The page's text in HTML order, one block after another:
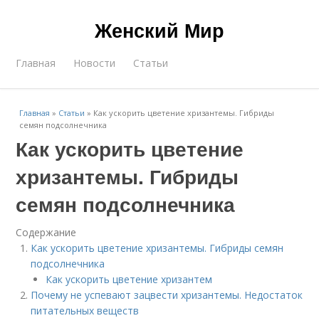
Женский Мир
Главная Новости Статьи
Главная » Статьи » Как ускорить цветение хризантемы. Гибриды
семян подсолнечника
Как ускорить цветение
хризантемы. Гибриды
семян подсолнечника
Содержание
Как ускорить цветение хризантемы. Гибриды семян
подсолнечника
Как ускорить цветение хризантем
Почему не успевают зацвести хризантемы. Недостаток
питательных веществ